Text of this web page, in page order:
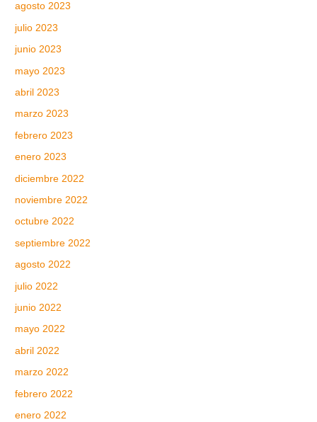
agosto 2023
julio 2023
junio 2023
mayo 2023
abril 2023
marzo 2023
febrero 2023
enero 2023
diciembre 2022
noviembre 2022
octubre 2022
septiembre 2022
agosto 2022
julio 2022
junio 2022
mayo 2022
abril 2022
marzo 2022
febrero 2022
enero 2022